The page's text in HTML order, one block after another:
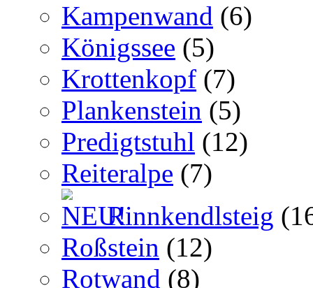
Kampenwand (6)
Königssee (5)
Krottenkopf (7)
Plankenstein (5)
Predigtstuhl (12)
Reiteralpe (7)
Rinnkendlsteig
Roßstein (12)
Rotwand (8)